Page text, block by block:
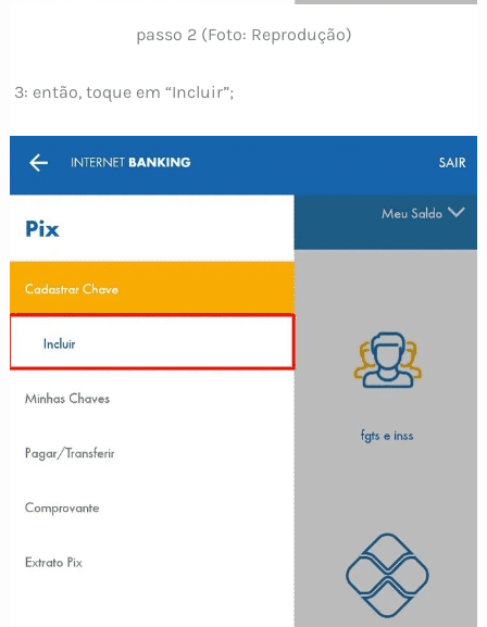
passo 2 (Foto: Reprodução)
3: então, toque em “Incluir”;